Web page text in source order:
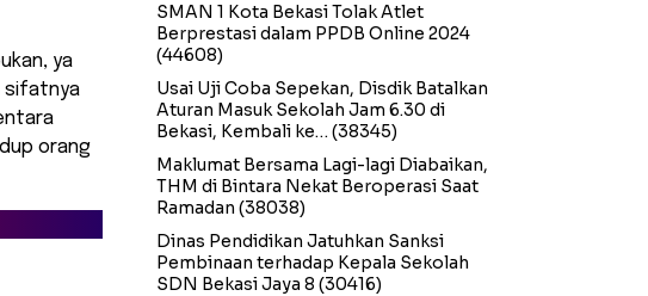
ya
sifatnya
orang
SMAN 1 Kota Bekasi Tolak Atlet
Berprestasi dalam PPDB Online 2024
(44608)
Usai Uji Coba Sepekan, Disdik Batalkan
Aturan Masuk Sekolah Jam 6.30 di
Bekasi, Kembali ke… (38345)
Maklumat Bersama Lagi-lagi Diabaikan,
THM di Bintara Nekat Beroperasi Saat
Ramadan (38038)
Dinas Pendidikan Jatuhkan Sanksi
Pembinaan terhadap Kepala Sekolah
SDN Bekasi Jaya 8 (30416)